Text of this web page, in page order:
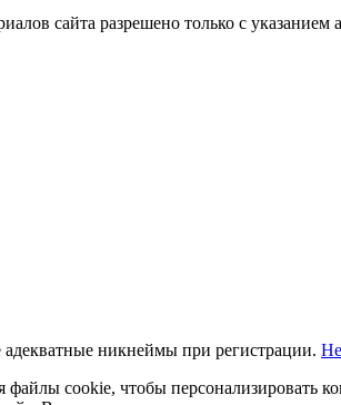
сайта разрешено только с
никнеймы при регистрации.
cookie, чтобы персонализировать